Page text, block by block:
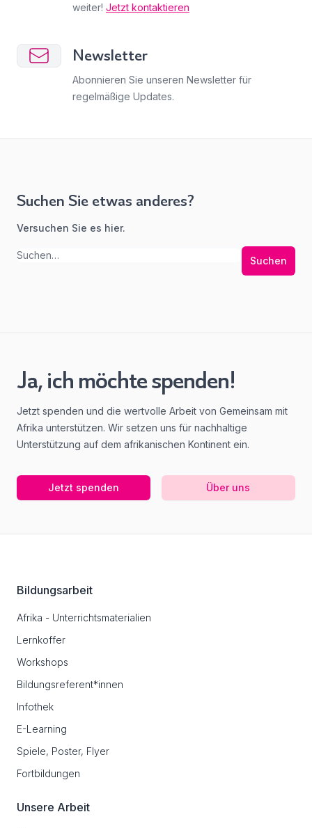
weiter! Jetzt kontaktieren
Newsletter
Abonnieren Sie unseren Newsletter für
regelmäßige Updates.
Suchen Sie etwas anderes?
Versuchen Sie es hier.
Suchen
Ja, ich möchte spenden!
Jetzt spenden und die wertvolle Arbeit von Gemeinsam mit
Afrika unterstützen. Wir setzen uns für nachhaltige
Unterstützung auf dem afrikanischen Kontinent ein.
Jetzt spenden Über uns
Bildungsarbeit
Afrika - Unterrichtsmaterialien
Lernkoffer
Workshops
Bildungsreferent*innen
Infothek
E-Learning
Spiele, Poster, Flyer
Fortbildungen
Unsere Arbeit